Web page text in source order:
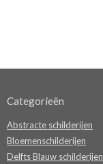
Categorieën
Abstracte schilderijen
Bloemenschilderijen
Delfts Blauw schilderijen